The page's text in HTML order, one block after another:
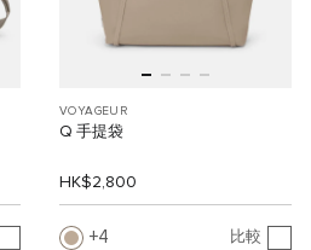
VOYAGEUR
Q 手提袋
HK$2,800
4 比較